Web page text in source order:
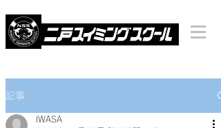
記事
IWASA